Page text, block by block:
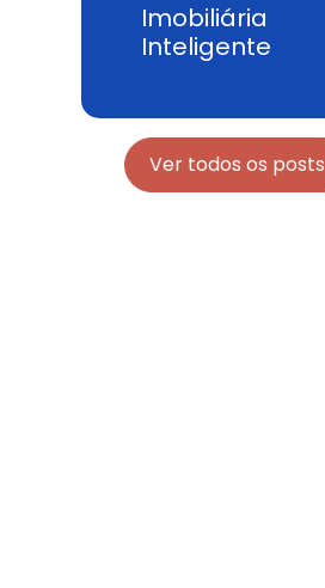
Imobiliária
Inteligente
Ver todos os posts